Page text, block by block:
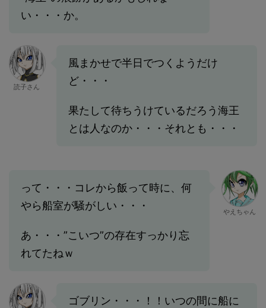
い・・・か。
読子さん
風まかせで半日でつくようだけ
ど・・・
果たして待ちうけているだろう海王
とは人なのか・・・それとも・・・
って・・・コレから飯って時に、何
やら船室が騒がしい・・・
あ・・・”こいつ”の存在すっかり忘
れてたねｗ
やえちゃん
ゴブリン・・・！！いつの間に船に